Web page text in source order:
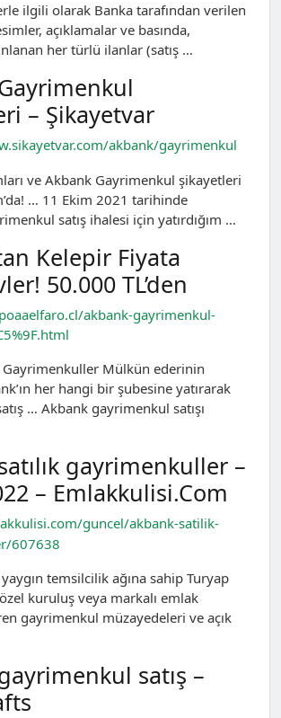
ilgili olarak Banka tarafından verilen
açıklamalar ve basında,
her türlü ilanlar (satış …
– Şikayetvar
akbank/gayrimenkul
ve Akbank Gayrimenkul şikayetleri
… 11 Ekim 2021 tarihinde
satış ihalesi için yatırdığım …
Kelepir Fiyata
50.000 TL’den
akbank-gayrimenkul-
Gayrimenkuller Mülkün ederinin
her hangi bir şubesine yatırarak
… Akbank gayrimenkul satışı
gayrimenkuller –
– Emlakkulisi.Com
guncel/akbank-satilik-
607638
temsilcilik ağına sahip Turyap
kuruluş veya markalı emlak
gayrimenkul müzayedeleri ve açık
satış –